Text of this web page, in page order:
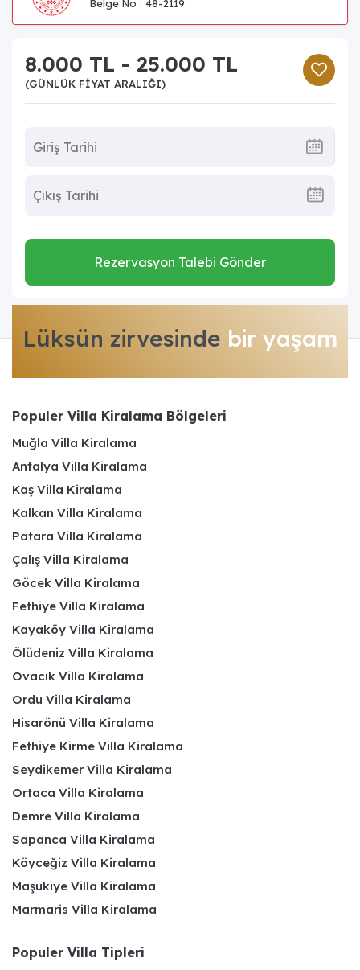
Belge No : 48-2119
8.000 TL - 25.000 TL
(GÜNLÜK FIYAT ARALIĞI)
Rezervasyon Talebi Gönder
Lüksün zirvesinde bir yaşam
Populer Villa Kiralama Bölgeleri
Muğla Villa Kiralama
Antalya Villa Kiralama
Kaş Villa Kiralama
Kalkan Villa Kiralama
Patara Villa Kiralama
Çalış Villa Kiralama
Göcek Villa Kiralama
Fethiye Villa Kiralama
Kayaköy Villa Kiralama
Ölüdeniz Villa Kiralama
Ovacık Villa Kiralama
Ordu Villa Kiralama
Hisarönü Villa Kiralama
Fethiye Kirme Villa Kiralama
Seydikemer Villa Kiralama
Ortaca Villa Kiralama
Demre Villa Kiralama
Sapanca Villa Kiralama
Köyceğiz Villa Kiralama
Maşukiye Villa Kiralama
Marmaris Villa Kiralama
Populer Villa Tipleri